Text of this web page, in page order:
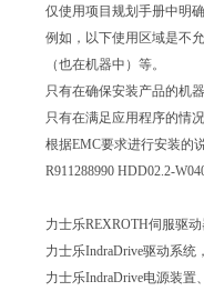
仅使用项目规划手册中明
例如，以下使用区域是不
（也在机器中）等。
只有在确保安装产品的机
只有在满足应用程序的情
根据EMC要求进行安装的
R911288990 HDD02.2-
力士乐REXROTH伺服驱
力士乐IndraDrive驱动系统
力士乐IndraDrive电源装